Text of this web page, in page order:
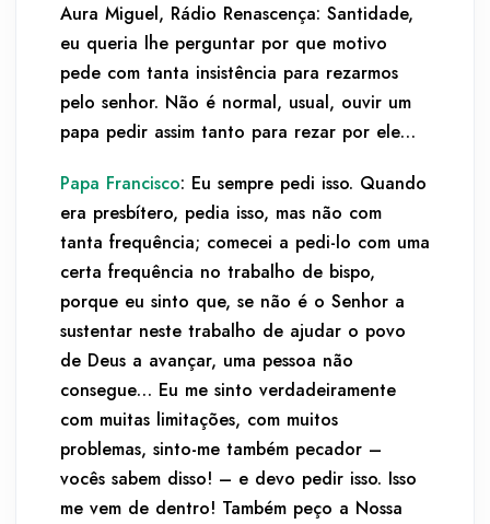
Aura Miguel, Rádio Renascença: Santidade,
eu queria lhe perguntar por que motivo
pede com tanta insistência para rezarmos
pelo senhor. Não é normal, usual, ouvir um
papa pedir assim tanto para rezar por ele…
Papa Francisco: Eu sempre pedi isso. Quando
era presbítero, pedia isso, mas não com
tanta frequência; comecei a pedi-lo com uma
certa frequência no trabalho de bispo,
porque eu sinto que, se não é o Senhor a
sustentar neste trabalho de ajudar o povo
de Deus a avançar, uma pessoa não
consegue… Eu me sinto verdadeiramente
com muitas limitações, com muitos
problemas, sinto-me também pecador –
vocês sabem disso! – e devo pedir isso. Isso
me vem de dentro! Também peço a Nossa